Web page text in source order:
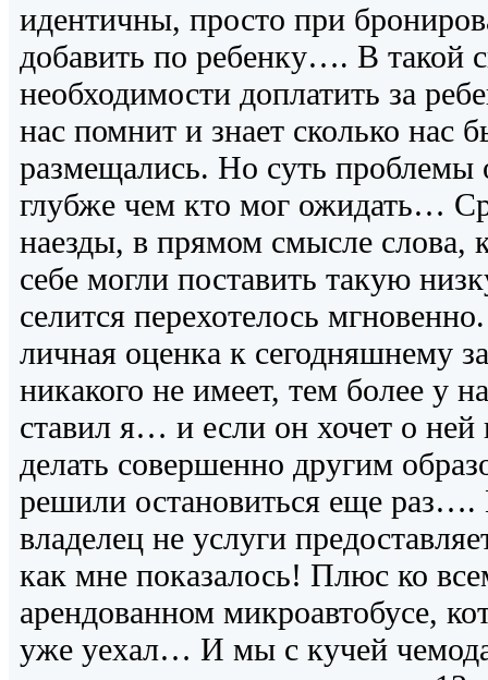
идентичны, просто при
добавить по ребенку…. В такой
необходимости доплатить за
нас помнит и знает сколько нас
размещались. Но суть проблемы
глубже чем кто мог ожидать…
наезды, в прямом смысле слова,
себе могли поставить такую
селится перехотелось
личная оценка к сегодняшнему
никакого не имеет, тем более у
ставил я… и если он хочет о ней
делать совершенно другим
решили остановиться еще раз….
владелец не услуги
как мне показалось! Плюс ко
арендованном микроавтобусе,
уже уехал… И мы с кучей